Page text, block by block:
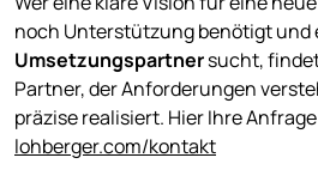
noch Unterstützung benötigt und
Umsetzungspartnersucht,
Partner, der Anforderungen
präzise realisiert. Hier Ihre
lohberger.com/kontakt